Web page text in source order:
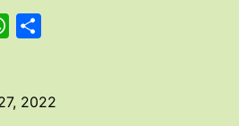
WhatsApp
2022